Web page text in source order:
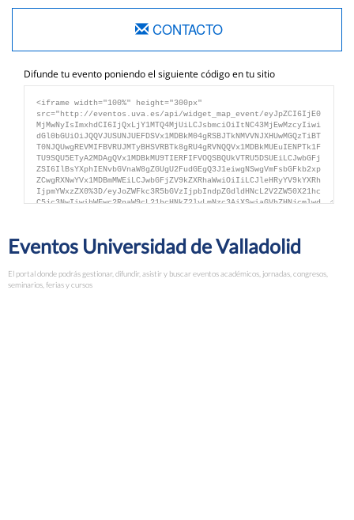
CONTACTO
Difunde tu evento poniendo el siguiente código en tu sitio
Eventos Universidad de Valladolid
El portal donde podrás gestionar, difundir, asistir y buscar eventos académicos, jornadas, congresos,
seminarios, ferias y cursos